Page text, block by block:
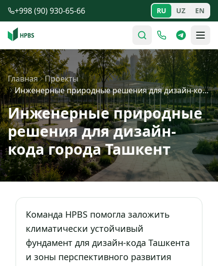
Перейти к содержимому
+998 (90) 930-65-66 RU UZ EN
Главная
Проекты
Инженерные природные решения для дизайн-кода города Таш…
Инженерные природные
решения для дизайн-
кода города Ташкент
Команда HPBS помогла заложить
климатически устойчивый
фундамент для дизайн-кода Ташкента
и зоны перспективного развития